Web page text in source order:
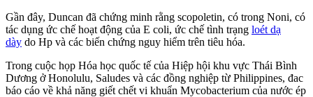
Gần đây, Duncan đã chứng minh rằng scopoletin, có trong Noni, có
tác dụng ức chế hoạt động của E coli, ức chế tình trạng loét dạ
dày do Hp và các biến chứng nguy hiểm trên tiêu hóa.
Trong cuộc họp Hóa học quốc tế của Hiệp hội khu vực Thái Bình
Dương ở Honolulu, Saludes và các đồng nghiệp từ Philippines, đac
báo cáo về khả năng giết chết vi khuẩn Mycobacterium của nước ép